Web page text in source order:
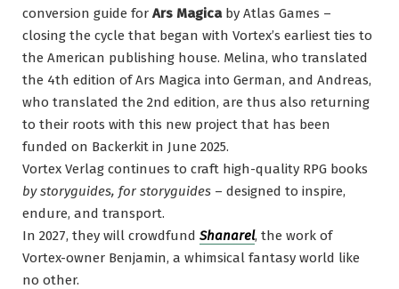
conversion guide for Ars Magicaby Atlas Games –
closing the cycle that began with Vortex’s earliest ties to
the American publishing house. Melina, who translated
the 4th edition of Ars Magica into German, and Andreas,
who translated the 2nd edition, are thus also returning
to their roots with this new project that has been
funded on Backerkit in June 2025.
Vortex Verlag continues to craft high-quality RPG books
by storyguides, for storyguides – designed to inspire,
endure, and transport.
In 2027, they will crowdfund Shanarel, the work of
Vortex-owner Benjamin, a whimsical fantasy world like
no other.